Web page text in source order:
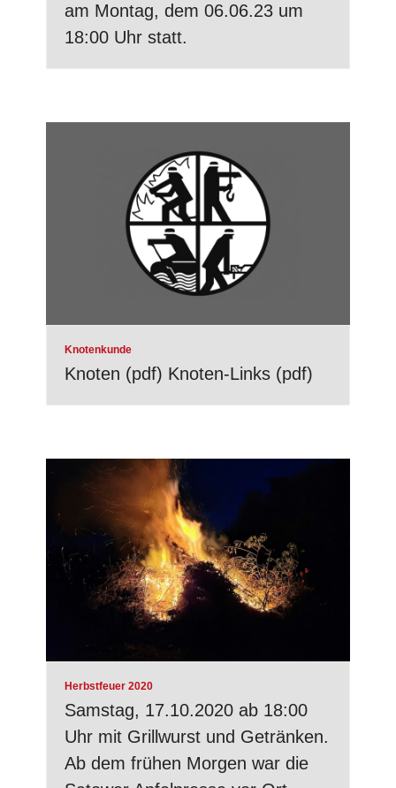
am Montag, dem 06.06.23 um
18:00 Uhr statt.
Knotenkunde
Knoten (pdf) Knoten-Links (pdf)
Herbstfeuer 2020
Samstag, 17.10.2020 ab 18:00
Uhr mit Grillwurst und Getränken.
Ab dem frühen Morgen war die